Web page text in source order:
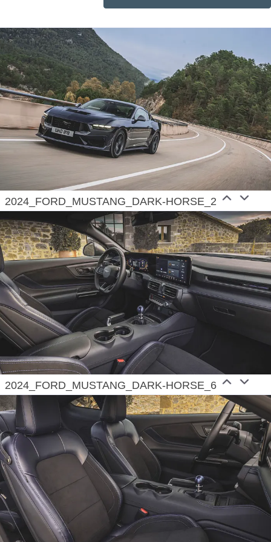
software that defines exceptional digital experiences
for all customers; and Ford Pro, helping commercial
customers transform and expand their businesses
with vehicles and services tailored to their needs.
Additionally, Ford is pursuing mobility solutions
through Ford Next, and provides financial services
through Ford Motor Credit Company. Ford employs
about 177,000 people worldwide. More information
about the company and its products and services is
available at corporate.ford.com.
Ford, a global American brand woven into the fabric
of Europe for more than 100 years, is committed to
freedom of movement that goes hand-in-hand with
looking after the planet and each other. The
company’s Ford+ plan, with Model e, Ford Pro and
the Ford Blue business units is accelerating its
European transformation to an all-electric and
carbon neutral future by 2035. The company is
driving forward with bold, new EVs, each one
designed with European drivers in mind and
innovating with services to help people connect,
communities grow, and businesses thrive. Selling
and servicing Ford vehicles in 50 individual
European markets, operations also include the Ford
Motor Credit Company, Ford Customer Service
Division and 14 manufacturing facilities (eight wholly
owned and six unconsolidated joint venture
2024_FORD_MUSTANG_DARK-HORSE_2
2024_FORD_MUSTANG_DARK-HORSE_6